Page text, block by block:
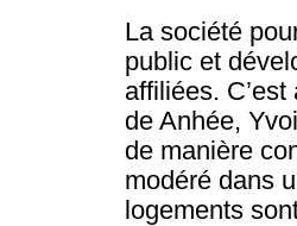
La société
public et
affiliées.
de Anhée,
de manière
modéré dans
logements